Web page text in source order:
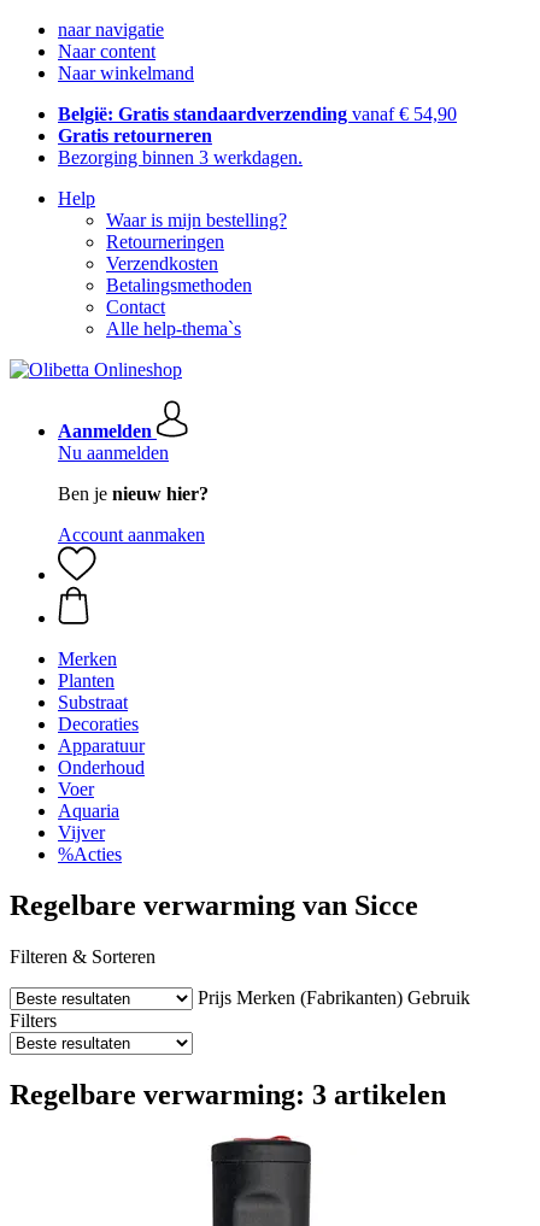
naar navigatie
Naar content
Naar winkelmand
België: Gratis standaardverzending vanaf € 54,90
Gratis retourneren
Bezorging binnen 3 werkdagen.
Help
Waar is mijn bestelling?
Retourneringen
Verzendkosten
Betalingsmethoden
Contact
Alle help-thema`s
Aanmelden
Nu aanmelden
Ben je nieuw hier?
Account aanmaken
Merken
Planten
Substraat
Decoraties
Apparatuur
Onderhoud
Voer
Aquaria
Vijver
%Acties
Regelbare verwarming van Sicce
Filteren & Sorteren
Prijs Merken (Fabrikanten) Gebruik
Filters
Regelbare verwarming: 3 artikelen